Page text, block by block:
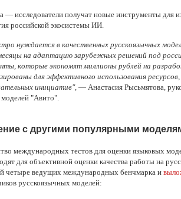
— исследователи получат новые инструменты для
российской экосистемы ИИ.
нуждается в качественных русскоязычных
на адаптацию зарубежных решений под
которые экономят миллионы рублей на
для эффективного использования
инициатив", — Анастасия Рысьмятова,
"Авито".
с другими популярными
международных тестов для оценки языковых
для объективной оценки качества работы на
четыре ведущих международных бенчмарка и
русскоязычных моделей: